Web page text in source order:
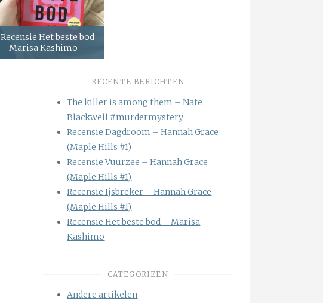
Recensie Het beste bod
– Marisa Kashimo
RECENTE BERICHTEN
The killer is among them – Nate
Blackwell #murdermystery
Recensie Dagdroom – Hannah Grace
(Maple Hills #1)
Recensie Vuurzee – Hannah Grace
(Maple Hills #1)
Recensie Ijsbreker – Hannah Grace
(Maple Hills #1)
Recensie Het beste bod – Marisa
Kashimo
CATEGORIEËN
Andere artikelen